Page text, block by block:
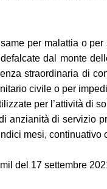
per malattia o
dal monte
straordinaria di
civile o per
per l’attività di
anzianità di servizio
mesi, continuativo
del 17 settembre